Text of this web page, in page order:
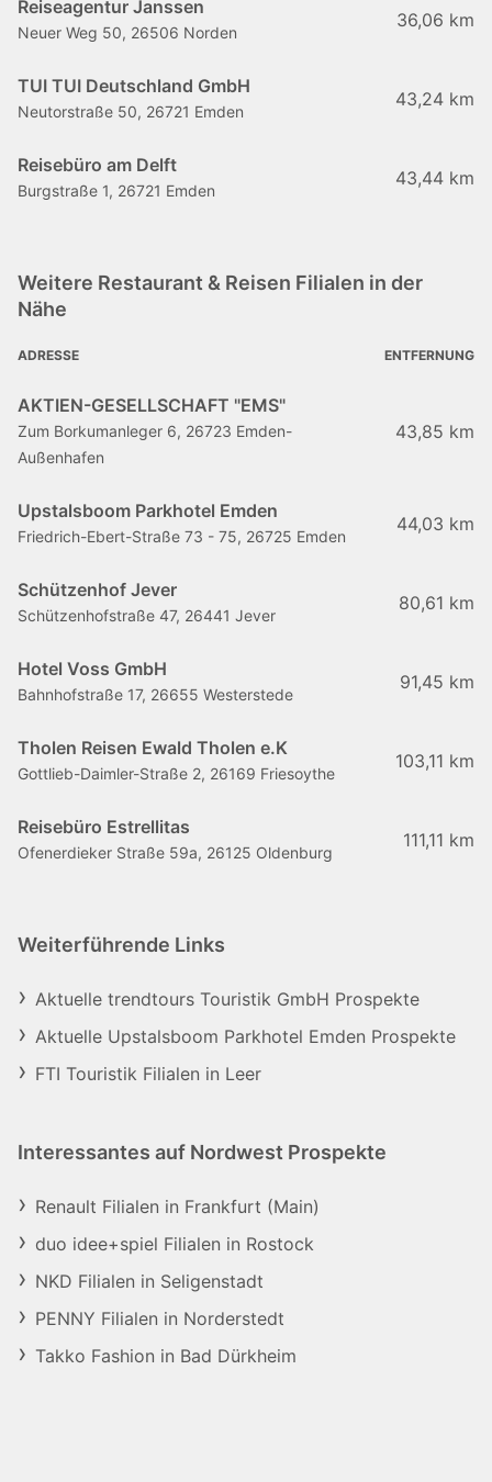
Reiseagentur Janssen
Neuer Weg 50, 26506 Norden
36,06 km
TUI TUI Deutschland GmbH
Neutorstraße 50, 26721 Emden
43,24 km
Reisebüro am Delft
Burgstraße 1, 26721 Emden
43,44 km
Weitere Restaurant & Reisen Filialen in der
Nähe
ADRESSE ENTFERNUNG
AKTIEN-GESELLSCHAFT "EMS"
Zum Borkumanleger 6, 26723 Emden-
Außenhafen
43,85 km
Upstalsboom Parkhotel Emden
Friedrich-Ebert-Straße 73 - 75, 26725 Emden
44,03 km
Schützenhof Jever
Schützenhofstraße 47, 26441 Jever
80,61 km
Hotel Voss GmbH
Bahnhofstraße 17, 26655 Westerstede
91,45 km
Tholen Reisen Ewald Tholen e.K
Gottlieb-Daimler-Straße 2, 26169 Friesoythe
103,11 km
Reisebüro Estrellitas
Ofenerdieker Straße 59a, 26125 Oldenburg
111,11 km
Weiterführende Links
Aktuelle trendtours Touristik GmbH Prospekte
Aktuelle Upstalsboom Parkhotel Emden Prospekte
FTI Touristik Filialen in Leer
Interessantes auf Nordwest Prospekte
Renault Filialen in Frankfurt (Main)
duo idee+spiel Filialen in Rostock
NKD Filialen in Seligenstadt
PENNY Filialen in Norderstedt
Takko Fashion in Bad Dürkheim